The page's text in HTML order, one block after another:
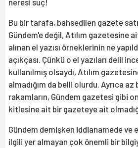
Bu bir tarafa, bahsedilen gazete
Gündem'e değil, Atılım gazetesine
alınan el yazısı örneklerinin ne
açıkçası. Çünkü o el yazıları delil
kullanılmış olsaydı, Atılım
almadığım da belli olurdu. Ayrıca
rakamların, Gündem gazetesi gibi
kitlesine ait bir gazeteye ait
Gündem demişken iddianamede ve
ilgili yer almayan çok önemli bir